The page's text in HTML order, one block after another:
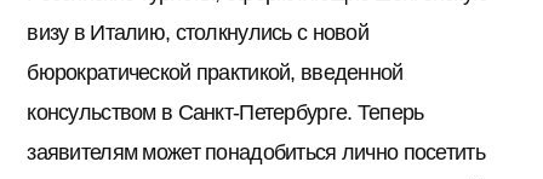
визу в Италию, столкнулись с новой
бюрократической практикой, введенной
консульством в Санкт-Петербурге. Теперь
заявителям может понадобиться лично посетить